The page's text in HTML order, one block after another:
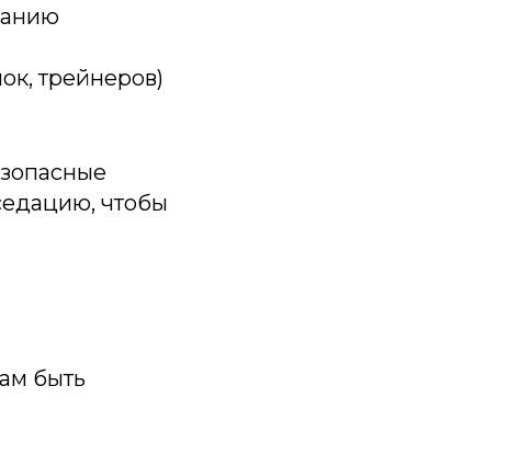
трейнеров)
чтобы
быть